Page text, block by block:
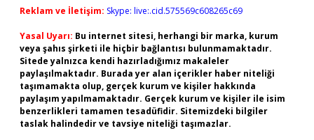
Reklam ve İletişim: Skype: live:.cid.575569c608265c69
Yasal Uyarı: Bu internet sitesi, herhangi bir marka, kurum
veya şahıs şirketi ile hiçbir bağlantısı bulunmamaktadır.
Sitede yalnızca kendi hazırladığımız makaleler
paylaşılmaktadır. Burada yer alan içerikler haber niteliği
taşımamakta olup, gerçek kurum ve kişiler hakkında
paylaşım yapılmamaktadır. Gerçek kurum ve kişiler ile isim
benzerlikleri tamamen tesadüfidir. Sitemizdeki bilgiler
taslak halindedir ve tavsiye niteliği taşımazlar.